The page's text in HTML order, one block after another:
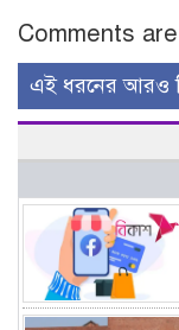
Comments
এই ধরনের আরও